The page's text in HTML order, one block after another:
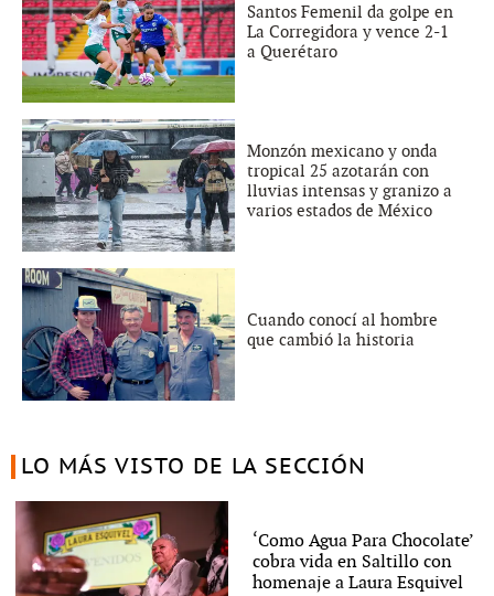
Santos Femenil da golpe en
La Corregidora y vence 2-1
a Querétaro
Monzón mexicano y onda
tropical 25 azotarán con
lluvias intensas y granizo a
varios estados de México
Cuando conocí al hombre
que cambió la historia
LO MÁS VISTO DE LA SECCIÓN
‘Como Agua Para Chocolate’
cobra vida en Saltillo con
homenaje a Laura Esquivel